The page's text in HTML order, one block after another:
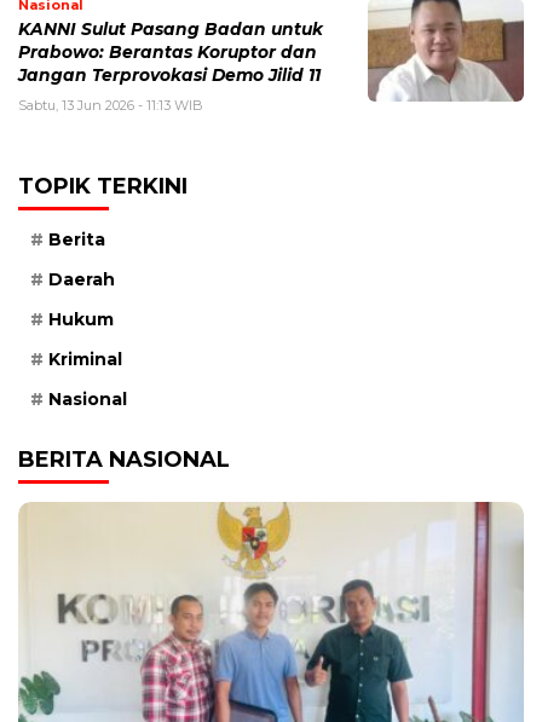
Nasional
KANNI Sulut Pasang Badan untuk
Prabowo: Berantas Koruptor dan
Jangan Terprovokasi Demo Jilid 11
Sabtu, 13 Jun 2026 - 11:13 WIB
TOPIK TERKINI
Berita
Daerah
Hukum
Kriminal
Nasional
BERITA NASIONAL